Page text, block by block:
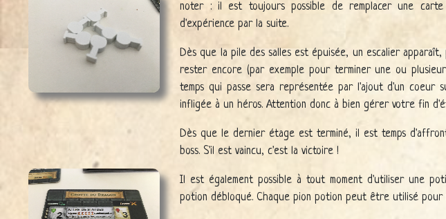
noter : il est toujours possible de remplacer une
d'expérience par la suite.
Dès que la pile des salles est épuisée, un escalier
rester encore (par exemple pour terminer une ou
temps qui passe sera représentée par l'ajout d'un coeur
infligée à un héros. Attention donc à bien gérer votre fin
Dès que le dernier étage est terminé, il est temps
boss. S'il est vaincu, c'est la victoire !
Il est également possible à tout moment d'utiliser une
potion débloqué. Chaque pion potion peut être utilisé pour